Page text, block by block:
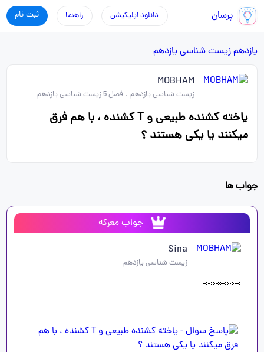
پرسان ثبت نام راهنما دانلود اپلیکیشن
یازدهمزیست شناسی یازدهم
MOBHAM
زیست شناسی یازدهم .فصل 5 زیست شناسی یازدهم
یاخته کشنده طبیعی و T کشنده ، با هم فرق
میکنند یا یکی هستند ؟
جواب ها
جواب معرکه
Sina
زیست شناسی یازدهم
👀👀👀👀